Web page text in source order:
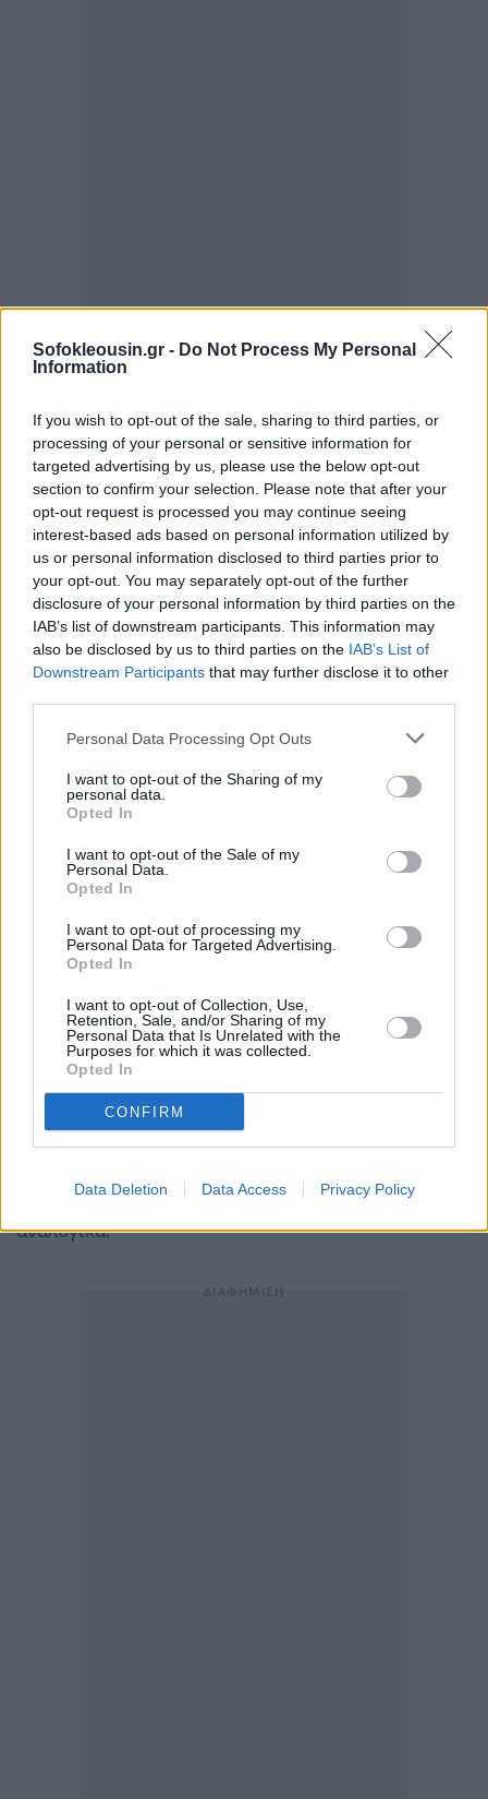
Sofokleousin.gr - Do Not Process My Personal
Information
If you wish to opt-out of the sale, sharing to third parties, or
processing of your personal or sensitive information for
targeted advertising by us, please use the below opt-out
section to confirm your selection. Please note that after your
opt-out request is processed you may continue seeing
interest-based ads based on personal information utilized by
us or personal information disclosed to third parties prior to
your opt-out. You may separately opt-out of the further
disclosure of your personal information by third parties on the
IAB’s list of downstream participants. This information may
also be disclosed by us to third parties on the IAB’s List of
Downstream Participants that may further disclose it to other
Personal Data Processing Opt Outs
I want to opt-out of the Sharing of my
personal data.
Opted In
I want to opt-out of the Sale of my
Personal Data.
Opted In
I want to opt-out of processing my
Personal Data for Targeted Advertising.
Opted In
I want to opt-out of Collection, Use,
Retention, Sale, and/or Sharing of my
Personal Data that Is Unrelated with the
Purposes for which it was collected.
Opted In
CONFIRM
Data Deletion Data Access Privacy Policy
Επιπλέον, περίπου 1 εκατομμύριο φορολογούμενοι
εκτιμάται ότι θα επωφεληθούν από εκπτώσεις έως
συγκεκριμένων εισοδηματικών και περιουσιακών
κριτηρίων.
ιδιοκτήτες ακινήτων που υπέστησαν ζημιές από
φυσικές καταστροφές, όπως πυρκαγιές, πλημμύρες ή
σεισμούς.Εφόσον πληρούνται οι προϋποθέσεις και η
διάρκεια της ασφάλισης είναι ετήσια, χορηγείται
ασφαλισμένη κατοικία του φυσικού προσώπου,
εφόσον η φορολογητέα αξία ΕΝΦΙΑ έτους 2025, δεν
υπερβαίνει τις 500.000€.
φορολογητέα αξία της κατοικίας υπερβαίνει τις
500.000€ το ποσοστό έκπτωσης είναι 10%. Αν η
έτους, η μείωση του ΕΝΦΙΑ προσαρμόζεται
αναλογικά.